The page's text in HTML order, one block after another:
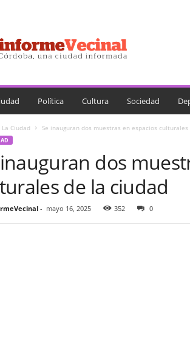
Política Cultura Sociedad
La Ciudad Se inauguran dos muestras en espacios
dos
de la ciudad
- mayo 16, 2025 352 0